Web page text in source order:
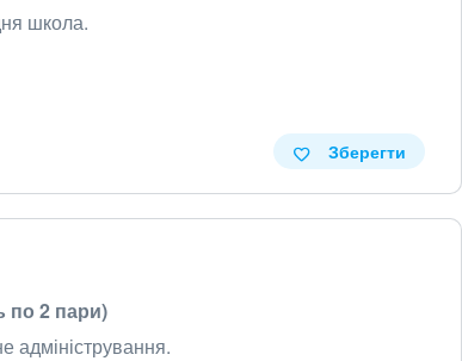
школа.
Зберегти
по 2 пари)
адміністрування.